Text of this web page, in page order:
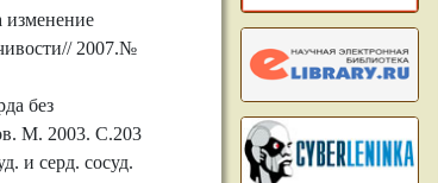
2007.№
без
М. 2003. C.203
и серд. сосуд.